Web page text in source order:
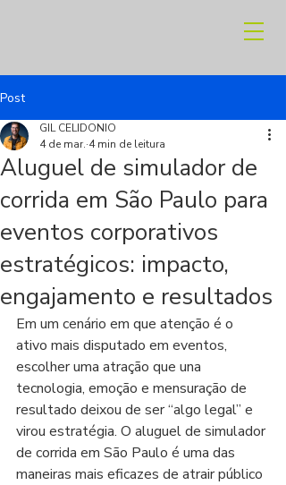
Post
Aluguel de simulador de
corrida em São Paulo para
eventos corporativos
estratégicos: impacto,
engajamento e resultados
GIL CELIDONIO
4 de mar. 4 min de leitura
Em um cenário em que atenção é o
ativo mais disputado em eventos,
escolher uma atração que una
tecnologia, emoção e mensuração de
resultado deixou de ser “algo legal” e
virou estratégia. O aluguel de simulador
de corrida em São Paulo é uma das
maneiras mais eficazes de atrair público